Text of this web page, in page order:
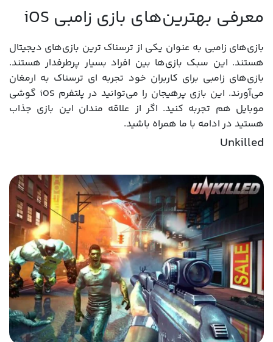
معرفی بهترین‌های بازی زامبی iOS
بازی‌های زامبی به عنوان یکی از ترسناک ترین بازی‌های دیجیتال
هستند. این سبک بازی‌ها بین افراد بسیار پرطرفدار هستند.
بازی‌های زامبی برای کاربران خود تجربه ای ترسناک به ارمغان
می‌آورند. این بازی پرهیجان را می‌توانید در پلتفرم iOS گوشی
موبایل هم تجربه کنید. اگر از علاقه ‌مندان این بازی جذاب
هستید در ادامه با ما همراه باشید.
Unkilled